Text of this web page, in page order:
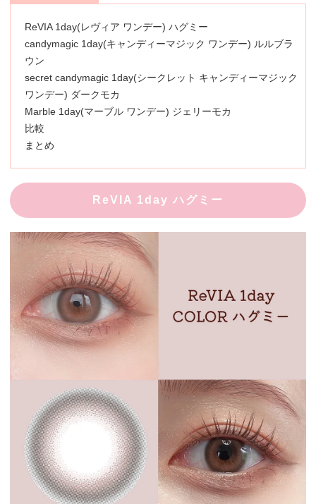
ReVIA 1day(レヴィア ワンデー) ハグミー
candymagic 1day(キャンディーマジック ワンデー) ルルブラ
ウン
secret candymagic 1day(シークレット キャンディーマジック
ワンデー) ダークモカ
Marble 1day(マーブル ワンデー) ジェリーモカ
比較
まとめ
ReVIA 1day ハグミー